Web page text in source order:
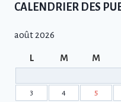
CALENDRIER DES
août 2026
L M M
3 4 5